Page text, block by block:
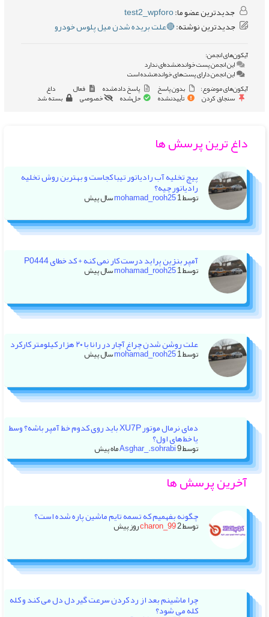
جدیدترین عضو ما:test2_wpforo
جدیدترین نوشته:🔴علت بریده شدن میل پلوس خودرو
آیکون‌های انجمن:
این انجمن پست خوانده‌نشده‌ای ندارد
این انجمن دارای پست‌های خوانده‌نشده است
آیکون‌های موضوع:
بدون پاسخ پاسخ داده‌شده فعال
سنجاق کردن تأییدنشده حل‌شده خصوصی بسته شد
داغ ترین پرسش ها
پیچ تخلیه آب رادیاتور تیبا کجاست و بهترین روش تخلیه
رادیاتور چیه؟
توسط mohamad_rooh251 سال پیش
آمپر بنزین پراید درست کار نمی کنه + کد خطای P0444
توسط mohamad_rooh251 سال پیش
علت روشن شدن چراغ آچار در رانا با ۲۰ هزار کیلومتر کارکرد
توسط mohamad_rooh251 سال پیش
دمای نرمال موتور XU7P باید روی کدوم خط آمپر باشه؟ وسط
یا خط‌های اول؟
توسط Asghar_.sohrabi9 ماه پیش
آخرین پرسش ها
چگونه بفهمیم که تسمه تایم ماشین پاره شده است؟
توسط charon_992 روز پیش
چرا ماشینم بعد از رد کردن سرعت گیر دل دل می کند و کله
کله می شود؟